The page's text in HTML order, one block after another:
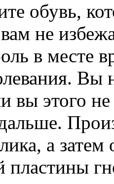
обувь,
не
в месте
вы этого не
а
пластины